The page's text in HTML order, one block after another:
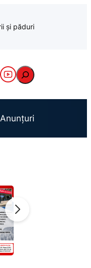
și păduri
Caută
Anunțuri